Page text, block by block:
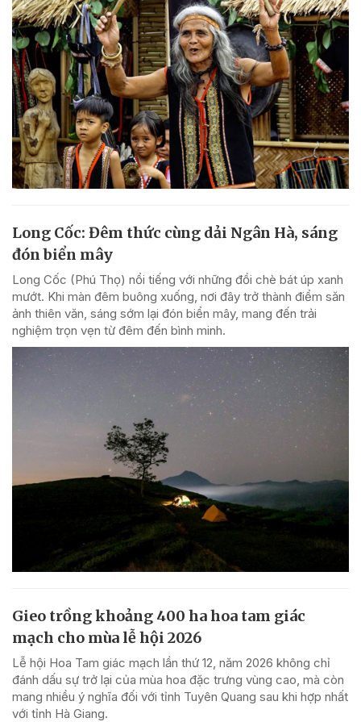
Long Cốc: Đêm thức cùng dải Ngân Hà, sáng
đón biển mây
Long Cốc (Phú Thọ) nổi tiếng với những đồi chè bát úp xanh
mướt. Khi màn đêm buông xuống, nơi đây trở thành điểm săn
ảnh thiên văn, sáng sớm lại đón biển mây, mang đến trải
nghiệm trọn vẹn từ đêm đến bình minh.
Gieo trồng khoảng 400 ha hoa tam giác
mạch cho mùa lễ hội 2026
Lễ hội Hoa Tam giác mạch lần thứ 12, năm 2026 không chỉ
đánh dấu sự trở lại của mùa hoa đặc trưng vùng cao, mà còn
mang nhiều ý nghĩa đối với tỉnh Tuyên Quang sau khi hợp nhất
với tỉnh Hà Giang.